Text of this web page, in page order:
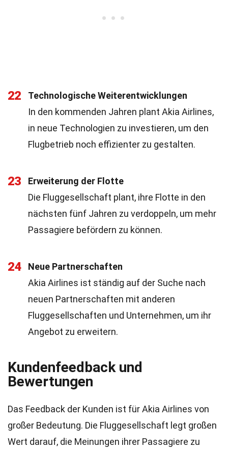
22
Technologische Weiterentwicklungen
In den kommenden Jahren plant Akia Airlines,
in neue Technologien zu investieren, um den
Flugbetrieb noch effizienter zu gestalten.
23
Erweiterung der Flotte
Die Fluggesellschaft plant, ihre Flotte in den
nächsten fünf Jahren zu verdoppeln, um mehr
Passagiere befördern zu können.
24
Neue Partnerschaften
Akia Airlines ist ständig auf der Suche nach
neuen Partnerschaften mit anderen
Fluggesellschaften und Unternehmen, um ihr
Angebot zu erweitern.
Kundenfeedback und
Bewertungen
Das Feedback der Kunden ist für Akia Airlines von
großer Bedeutung. Die Fluggesellschaft legt großen
Wert darauf, die Meinungen ihrer Passagiere zu